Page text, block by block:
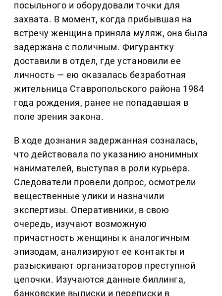
посыльного и оборудовали точки для
захвата. В момент, когда прибывшая на
встречу женщина приняла муляж, она была
задержана с поличным. Фигурантку
доставили в отдел, где установили ее
личность — ею оказалась безработная
жительница Ставропольского района 1984
года рождения, ранее не попадавшая в
поле зрения закона.
В ходе дознания задержанная созналась,
что действовала по указанию анонимных
нанимателей, выступая в роли курьера.
Следователи провели допрос, осмотрели
вещественные улики и назначили
экспертизы. Оперативники, в свою
очередь, изучают возможную
причастность женщины к аналогичным
эпизодам, анализируют ее контакты и
разыскивают организаторов преступной
цепочки. Изучаются данные биллинга,
банковские выписки и переписки в